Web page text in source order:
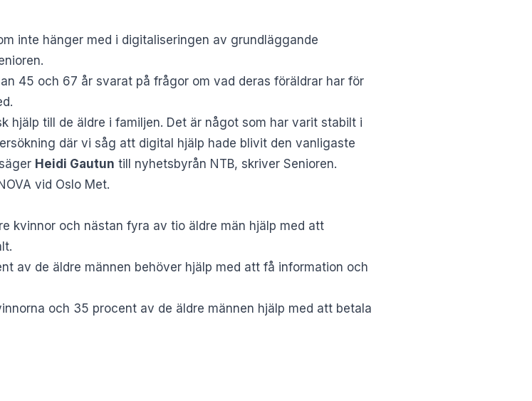
inte hänger med i digitaliseringen av grundläggande
.
45 och 67 år svarat på frågor om vad deras föräldrar har för
hjälp till de äldre i familjen. Det är något som har varit stabilt i
där vi såg att digital hjälp hade blivit den vanligaste
Heidi Gautun till nyhetsbyrån NTB, skriver Senioren.
vid Oslo Met.
kvinnor och nästan fyra av tio äldre män hjälp med att
av de äldre männen behöver hjälp med att få information och
och 35 procent av de äldre männen hjälp med att betala